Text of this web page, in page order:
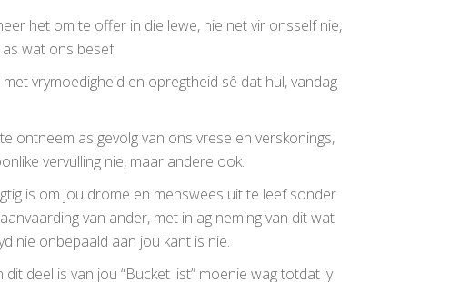
het om te offer in die lewe, nie net vir onsself nie,
wat ons besef.
vrymoedigheid en opregtheid sê dat hul, vandag
ontneem as gevolg van ons vrese en verskonings,
vervulling nie, maar andere ook.
is om jou drome en menswees uit te leef sonder
van ander, met in ag neming van dit wat
nie onbepaald aan jou kant is nie.
deel is van jou “Bucket list” moenie wag totdat jy